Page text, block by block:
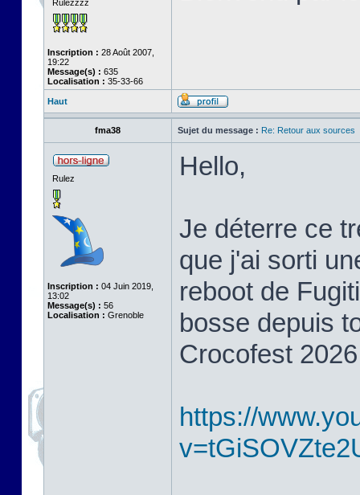
Rulezzzz
Inscription : 28 Août 2007,
19:22
Message(s) : 635
Localisation : 35-33-66
Haut
fma38 Sujet du message : Re: Retour aux sources
Rulez
Inscription : 04 Juin 2019,
13:02
Message(s) : 56
Localisation : Grenoble
Hello,
Je déterre ce
que j'ai sorti
reboot de
bosse depuis
Crocofest
https://